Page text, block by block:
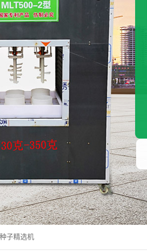
种子精选机